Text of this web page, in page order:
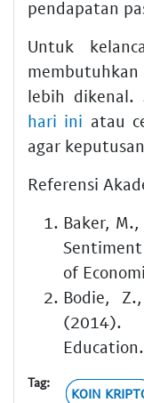
pendapatan
Untuk
membutuhkan
lebih dikenal.
hari ini atau
agar
Referensi
Baker,
of
Bodie,
(2014).
Education.
Tag:
KOIN